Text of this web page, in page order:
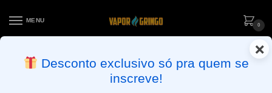
MENU
0
ENTREGA NO MESMO DIA EM SÃO PAULO (SEG A SEX): PEDIDOS
APROVADOS ATÉ 15:30 VIA MOTOBOY
×
Desconto exclusivo só pra quem se
inscreve!